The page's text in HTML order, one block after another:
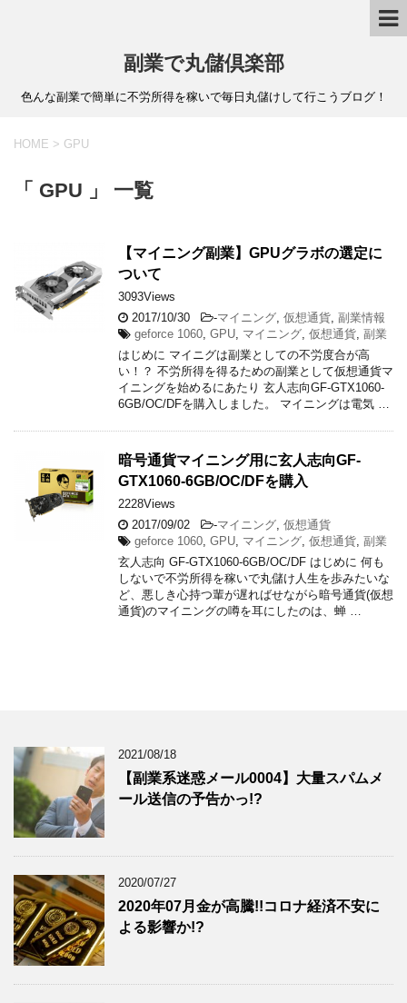
副業で丸儲倶楽部
色んな副業で簡単に不労所得を稼いで毎日丸儲けして行こうブログ！
HOME > GPU
「 GPU 」 一覧
【マイニング副業】GPUグラボの選定に
ついて
3093Views
2017/10/30
-マイニング 仮想通貨 副業情報
geforce 1060 GPU マイニング 仮想通貨 副業
はじめに マイニグは副業としての不労度合が高
い！？ 不労所得を得るための副業として仮想通貨マ
イニングを始めるにあたり 玄人志向GF-GTX1060-
6GB/OC/DFを購入しました。 マイニングは電気 …
暗号通貨マイニング用に玄人志向GF-
GTX1060-6GB/OC/DFを購入
2228Views
2017/09/02
-マイニング 仮想通貨
geforce 1060 GPU マイニング 仮想通貨 副業
玄人志向 GF-GTX1060-6GB/OC/DF はじめに 何も
しないで不労所得を稼いで丸儲け人生を歩みたいな
ど、悪しき心持つ輩が遅ればせながら暗号通貨(仮想
通貨)のマイニングの噂を耳にしたのは、蝉 …
2021/08/18
【副業系迷惑メール0004】大量スパムメ
ール送信の予告かっ!?
2020/07/27
2020年07月金が高騰!!コロナ経済不安に
よる影響か!?